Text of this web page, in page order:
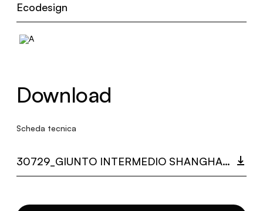
Ecodesign
Download
Scheda tecnica
30729_GIUNTO INTERMEDIO SHANGHAI.PDF